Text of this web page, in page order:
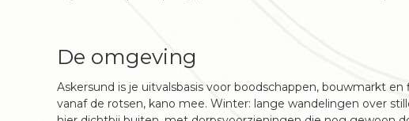
De omgeving
Askersund is je uitvalsbasis voor boodschappen, bouwmarkt
vanaf de rotsen, kano mee. Winter: lange wandelingen over